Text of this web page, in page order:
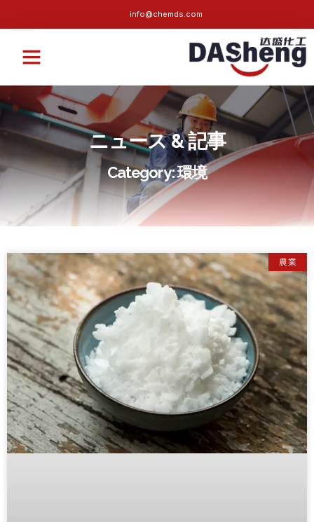
info@chemds.com
ニュース & 記事
Category: 環境
農業